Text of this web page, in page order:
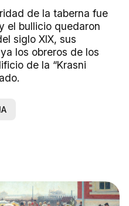
de la taberna fue
el bullicio quedaron
siglo XIX, sus
los obreros de los
de la “Krasni